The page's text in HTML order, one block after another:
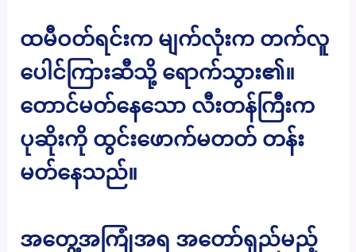
ထမီဝတ်ရင်းက မျက်လုံးက တက်လူ
ပေါင်ကြားဆီသို့ ရောက်သွား၏။
တောင်မတ်နေသော လီးတန်ကြီးက
ပုဆိုးကို ထွင်းဖောက်မတတ် တန်း
မတ်နေသည်။
အတွေ့အကြုံအရ အတော်ရှည်မည့်